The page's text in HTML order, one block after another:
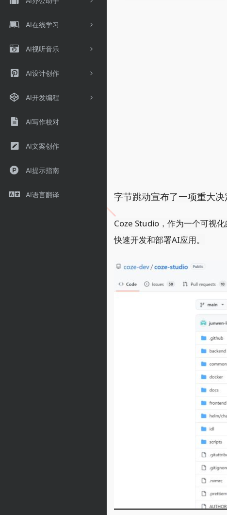
AI在线学习
AI视听音乐
AI设计创作
AI开发编程
AI写作校对
AI文案创作
AI提示指南
AI语言翻译 字节跳动宣布了一项重大
Coze Studio，作为一个可视
快速开发和部署AI应用。